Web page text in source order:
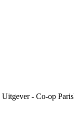
Uitgever - Co-op